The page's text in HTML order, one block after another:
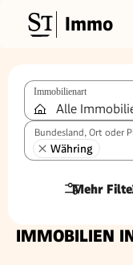
Immo
Immobilienart
Bundesland, Ort oder
Währing
Mehr
IMMOBILIEN